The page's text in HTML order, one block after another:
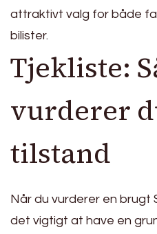
attraktivt valg for både
bilister.
Tjekliste:
vurderer
tilstand
Når du vurderer en brugt
det vigtigt at have en